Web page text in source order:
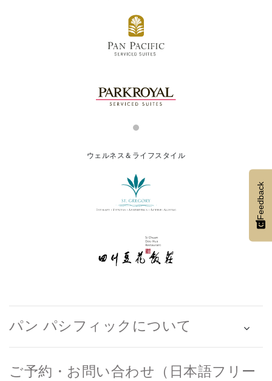
ウェルネス＆ライフスタイル
パン パシフィックについて
ご予約・お問い合わせ（日本語フリー
Feedback